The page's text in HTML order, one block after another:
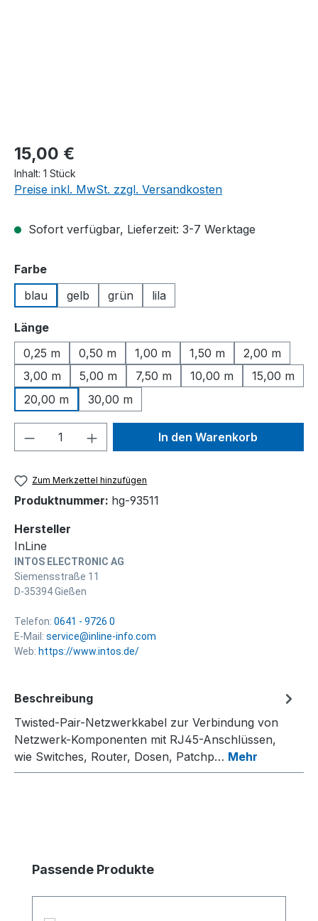
Regulärer Preis:
15,00 €
Inhalt: 1 Stück
Preise inkl. MwSt. zzgl. Versandkosten
Sofort verfügbar, Lieferzeit: 3-7 Werktage
Farbeauswählen
blau
gelb grün lila
Längeauswählen
0,25 m
0,50 m 1,00 m 1,50 m
2,00 m
3,00 m
5,00 m 7,50 m 10,00 m
15,00 m
20,00 m
30,00 m
Produkt Anzahl: Gib denIn den Warenkorb
Zum Merkzettel hinzufügen
Produktnummer: hg-93511
Hersteller
InLine
INTOS ELECTRONIC AG
Siemensstraße 11
D-35394 Gießen
Telefon: 0641 - 9726 0
E-Mail: service@inline-info.com
Web: https://www.intos.de/
Beschreibung
Twisted-Pair-Netzwerkkabel zur Verbindung von
Netzwerk-Komponenten mit RJ45-Anschlüssen,
wie Switches, Router, Dosen, Patchp… Mehr
Produktgalerie überspringen
Passende Produkte